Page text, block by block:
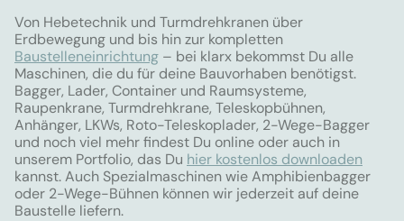
Von Hebetechnik und Turmdrehkranen über
Erdbewegung und bis hin zur kompletten
Baustelleneinrichtung – bei klarx bekommst Du alle
Maschinen, die du für deine Bauvorhaben benötigst.
Bagger, Lader, Container und Raumsysteme,
Raupenkrane, Turmdrehkrane, Teleskopbühnen,
Anhänger, LKWs, Roto-Teleskoplader, 2-Wege-Bagger
und noch viel mehr findest Du online oder auch in
unserem Portfolio, das Du hier kostenlos downloaden
kannst. Auch Spezialmaschinen wie Amphibienbagger
oder 2-Wege-Bühnen können wir jederzeit auf deine
Baustelle liefern.